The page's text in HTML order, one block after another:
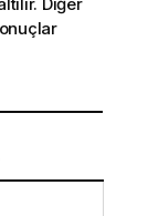
Diğer